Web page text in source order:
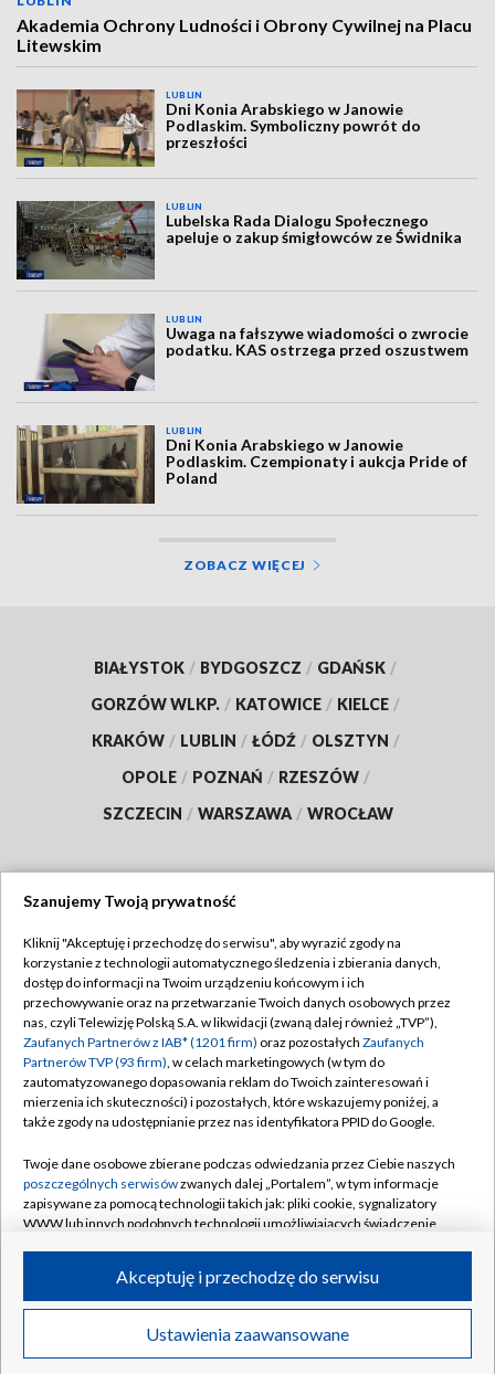
Akademia Ochrony Ludności i Obrony Cywilnej na Placu
Litewskim
LUBLIN
Dni Konia Arabskiego w Janowie
Podlaskim. Symboliczny powrót do
przeszłości
LUBLIN
Lubelska Rada Dialogu Społecznego
apeluje o zakup śmigłowców ze Świdnika
LUBLIN
Uwaga na fałszywe wiadomości o zwrocie
podatku. KAS ostrzega przed oszustwem
LUBLIN
Dni Konia Arabskiego w Janowie
Podlaskim. Czempionaty i aukcja Pride of
Poland
ZOBACZ WIĘCEJ
BIAŁYSTOK / BYDGOSZCZ / GDAŃSK /
GORZÓW WLKP. / KATOWICE / KIELCE /
KRAKÓW / LUBLIN / ŁÓDŹ / OLSZTYN /
OPOLE / POZNAŃ / RZESZÓW /
SZCZECIN / WARSZAWA / WROCŁAW
TVP
Abonament TVP
Emisja w TVP
Centrum informacji TVP
Naziemna Telewizja Cyfrowa
Rada Programowa
System NOS
Informacje o nadawcy
Program dla prasy
Ogłoszenie przetargowe
Regulamin TVP
Polityka prywatności
Moje zgody
Pomoc
Kontakt
Kanały
©2026 Telewizja Polska S.A. w likwidacji
Szanujemy Twoją prywatność
Kliknij "Akceptuję i przechodzę do serwisu", aby wyrazić zgody na
korzystanie z technologii automatycznego śledzenia i zbierania danych,
dostęp do informacji na Twoim urządzeniu końcowym i ich
przechowywanie oraz na przetwarzanie Twoich danych osobowych przez
nas, czyli Telewizję Polską S.A. w likwidacji (zwaną dalej również „TVP”),
Zaufanych Partnerów z IAB* (1201 firm) oraz pozostałych Zaufanych
Partnerów TVP (93 firm), w celach marketingowych (w tym do
zautomatyzowanego dopasowania reklam do Twoich zainteresowań i
mierzenia ich skuteczności) i pozostałych, które wskazujemy poniżej, a
także zgody na udostępnianie przez nas identyfikatora PPID do Google.
Twoje dane osobowe zbierane podczas odwiedzania przez Ciebie naszych
poszczególnych serwisówzwanych dalej „Portalem”, w tym informacje
zapisywane za pomocą technologii takich jak: pliki cookie, sygnalizatory
WWW lub innych podobnych technologii umożliwiających świadczenie
ruchu w Internecie.
Twoje dane osobowe zbierane podczas odwiedzania przez Ciebie
poszczególnych serwisówna Portalu, takie jak adresy IP, identyfikatory
Ustawienia zaawansowane
Akceptuję i przechodzę do serwisu